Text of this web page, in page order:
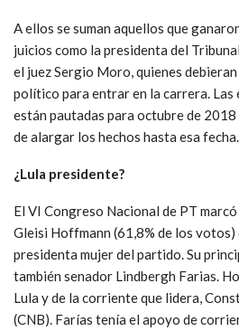
A ellos se suman aquellos que
juicios como la presidenta del
el juez Sergio Moro, quienes
político para entrar en la carrera. Las
están pautadas para octubre de
de alargar los hechos hasta esa fecha.
¿Lula presidente?
El VI Congreso Nacional de PT
Gleisi Hoffmann (61,8% de los votos)
presidenta mujer del partido. Su
también senador Lindbergh Farias.
Lula y de la corriente que lidera,
(CNB). Farías tenía el apoyo de